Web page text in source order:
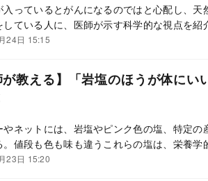
入っているとがんになるのではと心配し、
ている人に、医師が示す科学的な視点を紹
24日 15:15
が教える】「岩塩のほうが体に
やネットには、岩塩やピンク色の塩、特定
。値段も色も味も違うこれらの塩は、栄養学
23日 15:20